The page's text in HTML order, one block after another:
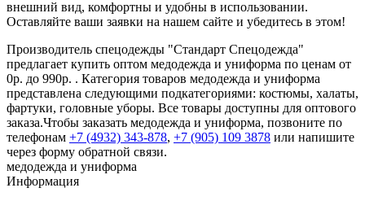
внешний вид, комфортны и удобны в использовании.
Оставляйте ваши заявки на нашем сайте и убедитесь в этом!
Производитель спецодежды "Стандарт Спецодежда"
предлагает купить оптом медодежда и униформа по ценам от
0р. до 990р. . Категория товаров медодежда и униформа
представлена следующими подкатегориями: костюмы, халаты,
фартуки, головные уборы. Все товары доступны для оптового
заказа.Чтобы заказать медодежда и униформа, позвоните по
телефонам +7 (4932) 343-878, +7 (905) 109 3878 или напишите
через форму обратной связи.
медодежда и униформа
Информация